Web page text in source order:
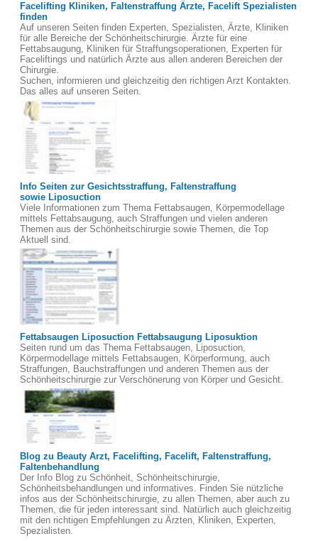
Facelifting Kliniken, Faltenstraffung Ärzte, Facelift Spezialisten
finden
Auf unseren Seiten finden Experten, Spezialisten, Ärzte, Kliniken
für alle Bereiche der Schönheitschirurgie. Ärzte für eine
Fettabsaugung, Kliniken für Straffungsoperationen, Experten für
Faceliftings und natürlich Ärzte aus allen anderen Bereichen der
Chirurgie.
Suchen, informieren und gleichzeitig den richtigen Arzt Kontakten.
Das alles auf unseren Seiten.
Info Seiten zur Gesichtsstraffung, Faltenstraffung
sowie Liposuction
Viele Informationen zum Thema Fettabsaugen, Körpermodellage
mittels Fettabsaugung, auch Straffungen und vielen anderen
Themen aus der Schönheitschirurgie sowie Themen, die Top
Aktuell sind.
Fettabsaugen Liposuction Fettabsaugung Liposuktion
Seiten rund um das Thema Fettabsaugen, Liposuction,
Körpermodellage mittels Fettabsaugen, Körperformung, auch
Straffungen, Bauchstraffungen und anderen Themen aus der
Schönheitschirurgie zur Verschönerung von Körper und Gesicht.
Blog zu Beauty Arzt, Facelifting, Facelift, Faltenstraffung,
Faltenbehandlung
Der Info Blog zu Schönheit, Schönheitschirurgie,
Schönheitsbehandlungen und informatives. Finden Sie nützliche
infos aus der Schönheitschirurgie, zu allen Themen, aber auch zu
Themen, die für jeden interessant sind. Natürlich auch gleichzeitig
mit den richtigen Empfehlungen zu Ärzten, Kliniken, Experten,
Spezialisten.